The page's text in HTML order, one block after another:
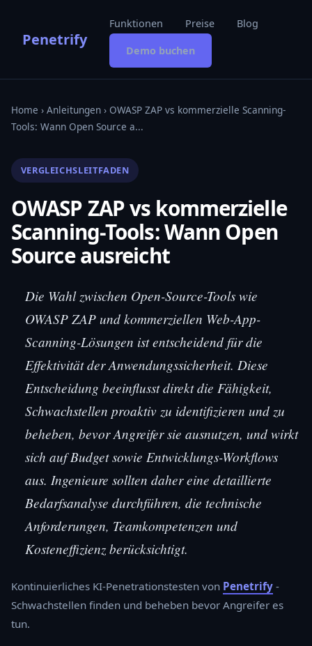
Penetrify
Funktionen Preise Blog
Demo buchen
Home › Anleitungen › OWASP ZAP vs kommerzielle Scanning-
Tools: Wann Open Source a...
VERGLEICHSLEITFADEN
OWASP ZAP vs kommerzielle
Scanning-Tools: Wann Open
Source ausreicht
Die Wahl zwischen Open-Source-Tools wie
OWASP ZAP und kommerziellen Web-App-
Scanning-Lösungen ist entscheidend für die
Effektivität der Anwendungssicherheit. Diese
Entscheidung beeinflusst direkt die Fähigkeit,
Schwachstellen proaktiv zu identifizieren und zu
beheben, bevor Angreifer sie ausnutzen, und wirkt
sich auf Budget sowie Entwicklungs-Workflows
aus. Ingenieure sollten daher eine detaillierte
Bedarfsanalyse durchführen, die technische
Anforderungen, Teamkompetenzen und
Kosteneffizienz berücksichtigt.
Kontinuierliches KI-Penetrationstesten von Penetrify -
Schwachstellen finden und beheben bevor Angreifer es
tun.